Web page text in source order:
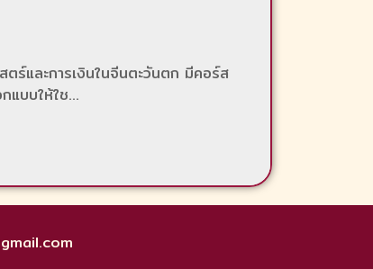
ตร์และการเงินในจีนตะวันตก มีคอร์ส
แบบให้ใช...